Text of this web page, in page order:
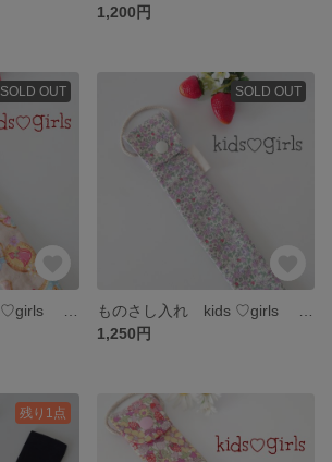
1,200円
SOLD OUT SOLD OUT
1,250円
残り1点